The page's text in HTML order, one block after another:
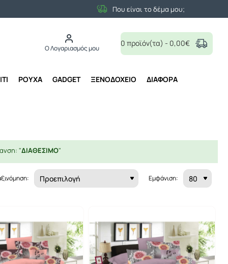
Που είναι το δέμα μου;
Ο Λογαριασμός μου
0 προϊόν(τα) - 0,00€
ΡΟΥΧΑ GADGET ΞΕΝΟΔΟΧΕΙΟ ΔΙΑΦΟΡΑ
"ΔΙΑΘΕΣΙΜΟ"
Εμφάνιση: